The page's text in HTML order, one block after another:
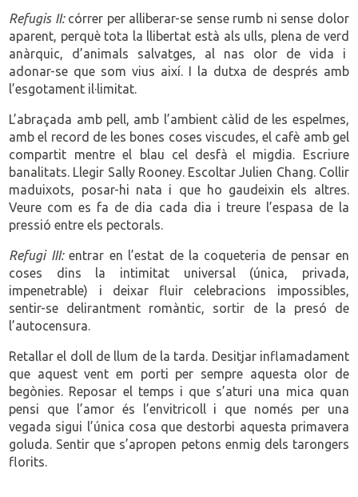
Refugis II:córrer per alliberar-se sense rumb ni sense dolor
aparent, perquè tota la llibertat està als ulls, plena de verd
anàrquic, d’animals salvatges, al nas olor de vida i
adonar-se que som vius així. I la dutxa de després amb
l’esgotament il·limitat.
L’abraçada amb pell, amb l’ambient càlid de les espelmes,
amb el record de les bones coses viscudes, el cafè amb gel
compartit mentre el blau cel desfà el migdia. Escriure
banalitats. Llegir Sally Rooney. Escoltar Julien Chang. Collir
maduixots, posar-hi nata i que ho gaudeixin els altres.
Veure com es fa de dia cada dia i treure l’espasa de la
pressió entre els pectorals.
Refugi III:entrar en l’estat de la coqueteria de pensar en
coses dins la intimitat universal (única, privada,
impenetrable) i deixar fluir celebracions impossibles,
sentir-se delirantment romàntic, sortir de la presó de
l’autocensura.
Retallar el doll de llum de la tarda. Desitjar inflamadament
que aquest vent em porti per sempre aquesta olor de
begònies. Reposar el temps i que s’aturi una mica quan
pensi que l’amor és l’envitricoll i que només per una
vegada sigui l’única cosa que destorbi aquesta primavera
goluda. Sentir que s’apropen petons enmig dels tarongers
florits.